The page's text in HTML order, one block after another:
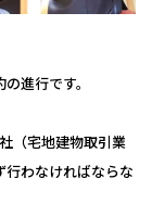
進行です。
（宅地建物取引業
わなければならな